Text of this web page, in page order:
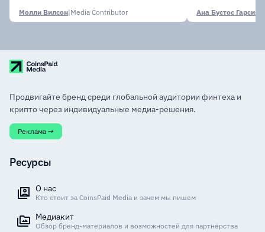
Молли Вилсон|Media Contributor Ана Бустос Гарсия
Продвигайте бренд среди глобальной аудитории финтеха и
крипто через индивидуальные медиа-решения.
Реклама →
Ресурсы
О нас
Кто стоит за CoinsPaid Media и зачем мы пишем
Медиакит
Обзор бренд-материалов и возможностей для партнёрства